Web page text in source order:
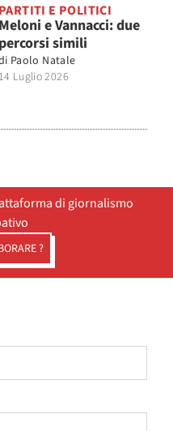
PARTITI E POLITICI
Meloni e Vannacci: due
percorsi simili
Paolo Natale
14 Luglio 2026
di giornalismo
?